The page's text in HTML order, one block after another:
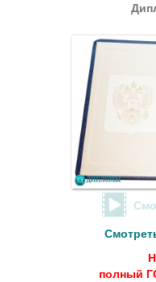
полный